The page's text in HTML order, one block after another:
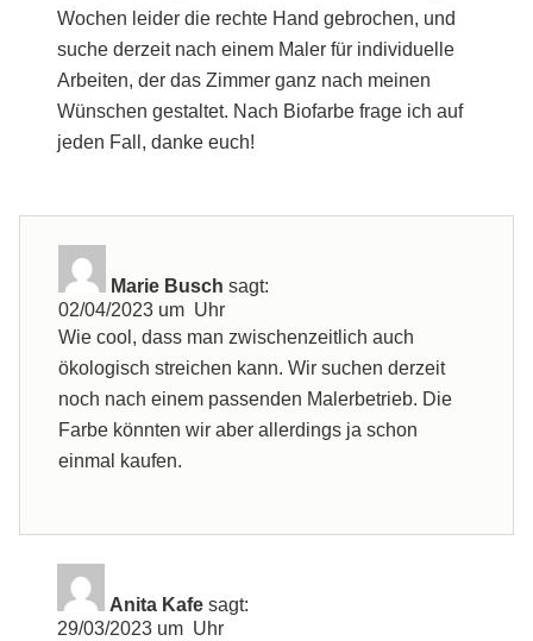
Wochen leider die rechte Hand gebrochen, und
suche derzeit nach einem Maler für individuelle
Arbeiten, der das Zimmer ganz nach meinen
Wünschen gestaltet. Nach Biofarbe frage ich auf
jeden Fall, danke euch!
Marie Busch sagt:
02/04/2023 um Uhr
Wie cool, dass man zwischenzeitlich auch
ökologisch streichen kann. Wir suchen derzeit
noch nach einem passenden Malerbetrieb. Die
Farbe könnten wir aber allerdings ja schon
einmal kaufen.
Anita Kafe sagt:
29/03/2023 um Uhr